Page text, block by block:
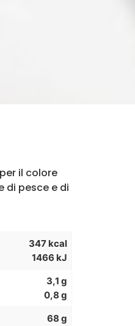
il colore
di pesce e di
347 kcal
1466 kJ
3,1 g
0,8 g
68 g